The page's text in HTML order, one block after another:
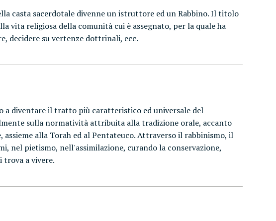
casta sacerdotale divenne un istruttore ed un Rabbino. Il titolo
vita religiosa della comunità cui è assegnato, per la quale ha
decidere su vertenze dottrinali, ecc.
a diventare il tratto più caratteristico ed universale del
sulla normatività attribuita alla tradizione orale, accanto
alla Torah ed al Pentateuco. Attraverso il rabbinismo, il
nel pietismo, nell'assimilazione, curando la conservazione,
a vivere.